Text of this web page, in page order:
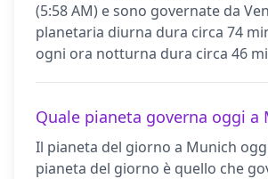
(5:58 AM) e sono governate da
planetaria diurna dura circa 74
ogni ora notturna dura circa 46
Quale pianeta governa oggi a
Il pianeta del giorno a Munich
pianeta del giorno è quello che